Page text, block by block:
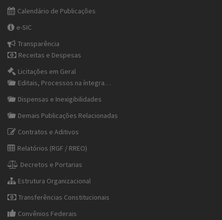
Calendário de Publicações
e-SIC
Transparência
Receitas e Despesas
Licitações em Geral
Editais, Processos na íntegra…
Dispensas e Inexigibilidades
Demais Publicações Relacionadas
Contratos e Aditivos
Relatórios (RGF / RREO)
Decretos e Portarias
Estrutura Organizacional
Transferências Constitucionais
Convênios Federais